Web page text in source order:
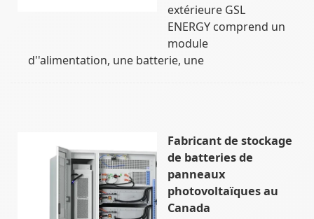
extérieure GSL
ENERGY comprend un
module
d''alimentation, une batterie, une
Fabricant de stockage
de batteries de
panneaux
photovoltaïques au
Canada